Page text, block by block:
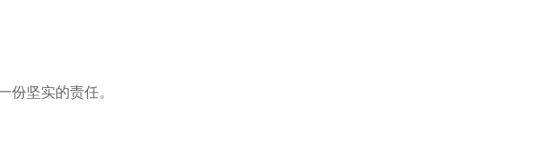
份坚实的责任。